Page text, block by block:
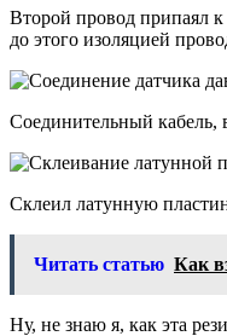
Второй провод припаял
до этого изоляцией
Соединительный кабель,
Склеил латунную
Читать статью Как
Ну, не знаю я, как эта